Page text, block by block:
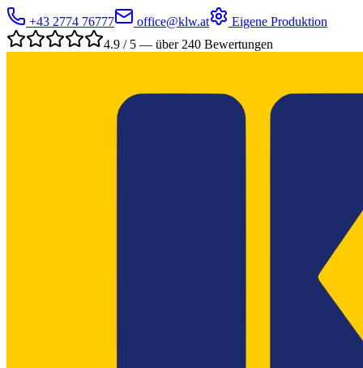
+43 2774 76777 office@klw.at
Eigene Produktion
4.9 / 5 — über 240 Bewertungen